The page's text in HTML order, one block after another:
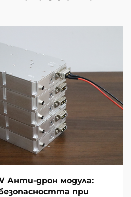
Анти-дрон модула:
при